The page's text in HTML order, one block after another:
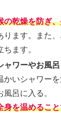
の乾燥を防ぎ
ります。また
ちます。
ャワーやお風呂
かいシャワー
風呂に入る。
身を温めるこ